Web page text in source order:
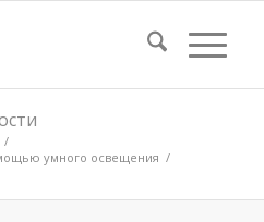
/
умного освещения /